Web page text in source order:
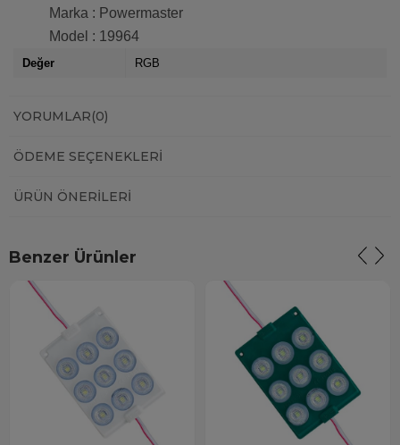
Marka : Powermaster
Model : 19964
Değer RGB
YORUMLAR(0)
ÖDEME SEÇENEKLERI
ÜRÜN ÖNERILERI
Benzer Ürünler